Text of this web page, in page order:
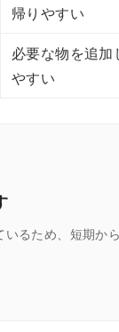
帰りやすい
必要な物を追加
やすい
いるため、短期か